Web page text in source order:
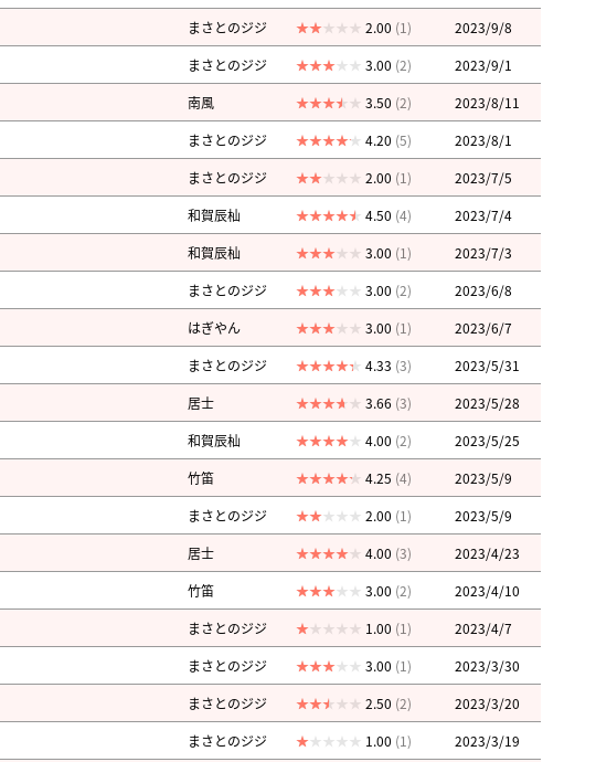
まさとのジジ 2.00 (1)
2023/9/8
まさとのジジ 3.00 (2)
2023/9/1
南風 3.50 (2)
2023/8/11
まさとのジジ 4.20 (5)
2023/8/1
まさとのジジ 2.00 (1)
2023/7/5
和賀辰杣 4.50 (4)
2023/7/4
和賀辰杣 3.00 (1)
2023/7/3
まさとのジジ 3.00 (2)
2023/6/8
はぎやん 3.00 (1)
2023/6/7
まさとのジジ 4.33 (3)
2023/5/31
居士 3.66 (3)
2023/5/28
和賀辰杣 4.00 (2)
2023/5/25
竹笛 4.25 (4)
2023/5/9
まさとのジジ 2.00 (1)
2023/5/9
居士 4.00 (3)
2023/4/23
竹笛 3.00 (2)
2023/4/10
まさとのジジ 1.00 (1)
2023/4/7
まさとのジジ 3.00 (1)
2023/3/30
まさとのジジ 2.50 (2)
2023/3/20
まさとのジジ 1.00 (1)
2023/3/19